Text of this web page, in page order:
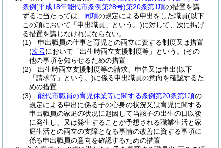
条例(平成18年能代市条例第28号)第20条第1項の措置を講
ずるに当たっては、 同項の規定による申出をした職員(以下
この項において「申出職員」という。)に対して、次に掲げ
る措置を講じなければならない。
(1)
申出職員の仕事と育児との両立に資する制度又は措置
(次号において「出生時両立支援制度等」という。)その
他の事項を知らせるための措置
(2)
出生時両立支援制度等の請求、申告又は申出(以下
「請求等」という。)に係る申出職員の意向を確認するた
めの措置
(3)
能代市職員の育児休業等に関する条例第20条第1項の
規定による申出に係る子の心身の状況又は育児に関する
申出職員の家庭の状況に起因して当該子の出生の日以後
に発生し、又は発生することが予想される職業生活と家
庭生活との両立の支障となる事情の改善に資する事項に
係る申出職員の意向を確認するための措置